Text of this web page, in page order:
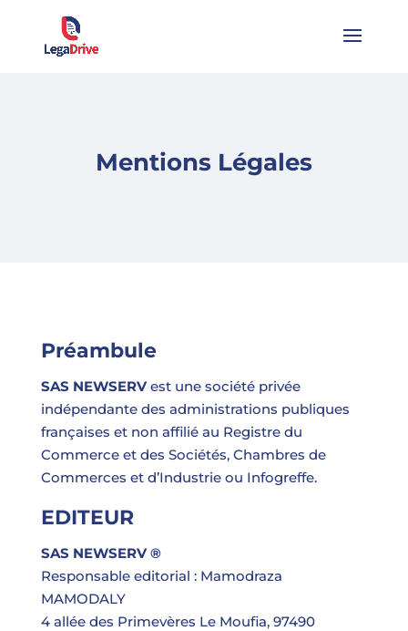
Mentions Légales
Préambule
SAS NEWSERVest une société privée
indépendante des administrations publiques
françaises et non affilié au Registre du
Commerce et des Sociétés, Chambres de
Commerces et d’Industrie ou Infogreffe.
EDITEUR
SAS NEWSERV ®
Responsable editorial : Mamodraza
MAMODALY
4 allée des Primevères Le Moufia, 97490